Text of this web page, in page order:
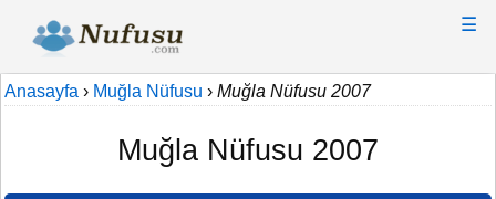
☰
Anasayfa › Muğla Nüfusu › Muğla Nüfusu 2007
Muğla Nüfusu 2007